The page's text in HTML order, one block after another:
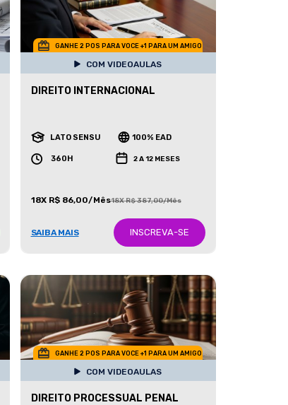
GANHE 2 POS PARA VOCE +1 PARA UM AMIGO
COM VIDEOAULAS
DIREITO INTERNACIONAL
LATO SENSU 100% EAD
360H 2 A 12 MESES
18X R$ 86,00/Mês18X R$ 387,00/Mês
SAIBA MAIS INSCREVA-SE
GANHE 2 POS PARA VOCE +1 PARA UM AMIGO
COM VIDEOAULAS
DIREITO PROCESSUAL PENAL